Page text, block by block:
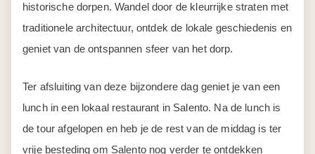
historische dorpen. Wandel door de kleurrijke straten met
traditionele architectuur, ontdek de lokale geschiedenis en
geniet van de ontspannen sfeer van het dorp.
Ter afsluiting van deze bijzondere dag geniet je van een
lunch in een lokaal restaurant in Salento. Na de lunch is
de tour afgelopen en heb je de rest van de middag is ter
vrije besteding om Salento nog verder te ontdekken